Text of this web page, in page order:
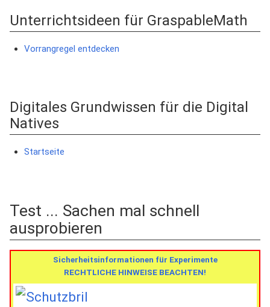
Unterrichtsideen für GraspableMath
Vorrangregel entdecken
Digitales Grundwissen für die Digital
Natives
Startseite
Test ... Sachen mal schnell
ausprobieren
Sicherheitsinformationen für Experimente
RECHTLICHE HINWEISE BEACHTEN!